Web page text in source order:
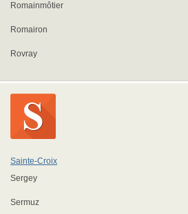
Romainmôtier
Romairon
Rovray
Sainte-Croix
Sergey
Sermuz